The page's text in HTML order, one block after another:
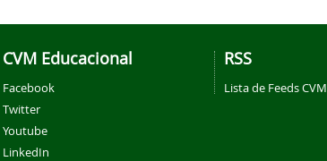
CVM Educacional
Facebook
Twitter
Youtube
LinkedIn
RSS
Lista de Feeds CVM